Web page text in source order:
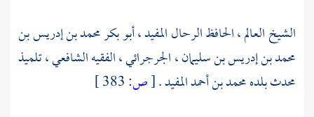
الشيخ العالم ، الحافظ الرحال المفيد ، أبو بكر محمد بن إدريس بن
محمد بن إدريس بن سليمان ، الجرجرائي ، الفقيه الشافعي ، تلميذ
محدث بلده محمد بن أحمد المفيد .[ص: